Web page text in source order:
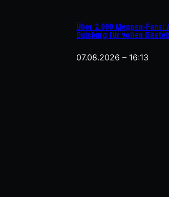
Über 2.000 Meppen-
Duisburg für vollen
07.08.2026 – 16:13